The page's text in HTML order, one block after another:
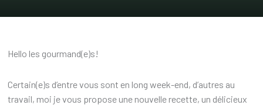
Hello les gourmand(e)s!
Certain(e)s d’entre vous sont en long week-end, d’autres au
travail, moi je vous propose une nouvelle recette, un délicieux